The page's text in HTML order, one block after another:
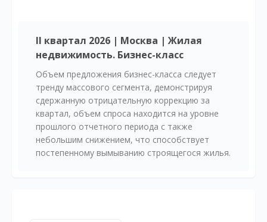
II квартал 2026 | Москва | Жилая
недвижимость. Бизнес-класс
Объем предложения бизнес-класса следует
тренду массового сегмента, демонстрируя
сдержанную отрицательную коррекцию за
квартал, объем спроса находится на уровне
прошлого отчетного периода с также
небольшим снижением, что способствует
постепенному вымыванию строящегося жилья.